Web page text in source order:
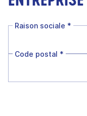
Raison sociale *
Code postal *